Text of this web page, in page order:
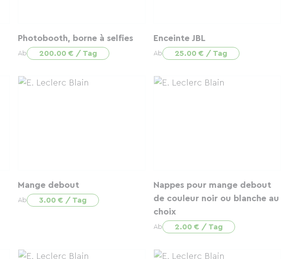
Photobooth, borne à selfies
Ab 200.00 € / Tag
Enceinte JBL
Ab 25.00 € / Tag
Mange debout
Ab 3.00 € / Tag
Nappes pour mange debout
de couleur noir ou blanche au
choix
Ab 2.00 € / Tag